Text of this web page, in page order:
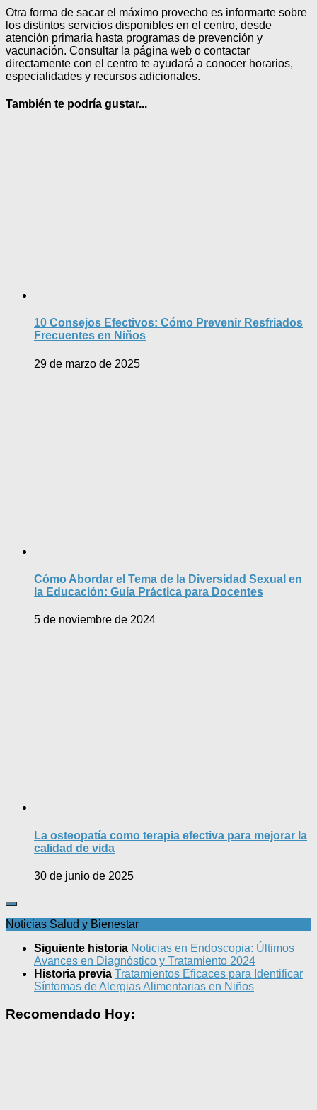
Otra forma de sacar el máximo provecho es informarte sobre
los distintos servicios disponibles en el centro, desde
atención primaria hasta programas de prevención y
vacunación. Consultar la página web o contactar
directamente con el centro te ayudará a conocer horarios,
especialidades y recursos adicionales.
También te podría gustar...
10 Consejos Efectivos: Cómo Prevenir Resfriados
Frecuentes en Niños
29 de marzo de 2025
Cómo Abordar el Tema de la Diversidad Sexual en
la Educación: Guía Práctica para Docentes
5 de noviembre de 2024
La osteopatía como terapia efectiva para mejorar la
calidad de vida
30 de junio de 2025
Noticias Salud y Bienestar
Siguiente historia Noticias en Endoscopia: Últimos
Avances en Diagnóstico y Tratamiento 2024
Historia previa Tratamientos Eficaces para Identificar
Síntomas de Alergias Alimentarias en Niños
Recomendado Hoy: